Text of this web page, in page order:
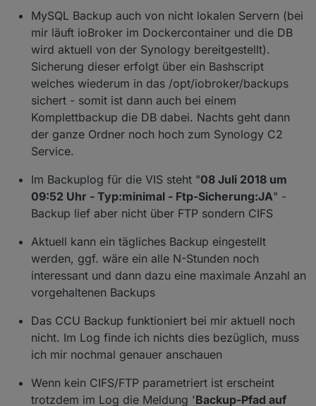
MySQL Backup auch von nicht lokalen Servern (bei
mir läuft ioBroker im Dockercontainer und die DB
wird aktuell von der Synology bereitgestellt).
Sicherung dieser erfolgt über ein Bashscript
welches wiederum in das /opt/iobroker/backups
sichert - somit ist dann auch bei einem
Komplettbackup die DB dabei. Nachts geht dann
der ganze Ordner noch hoch zum Synology C2
Service.
Im Backuplog für die VIS steht "08 Juli 2018 um
09:52 Uhr - Typ:minimal - Ftp-Sicherung:JA" -
Backup lief aber nicht über FTP sondern CIFS
Aktuell kann ein tägliches Backup eingestellt
werden, ggf. wäre ein alle N-Stunden noch
interessant und dann dazu eine maximale Anzahl an
vorgehaltenen Backups
Das CCU Backup funktioniert bei mir aktuell noch
nicht. Im Log finde ich nichts dies bezüglich, muss
ich mir nochmal genauer anschauen
Wenn kein CIFS/FTP parametriert ist erscheint
trotzdem im Log die Meldung 'Backup-Pfad auf